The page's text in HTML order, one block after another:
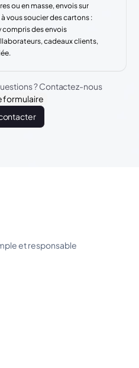
ou en masse, envois sur
vous soucier des cartons :
compris des envois
cadeaux clients,
? Contactez-nous
formulaire
et responsable